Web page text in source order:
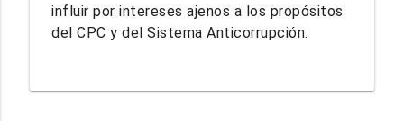
influir por intereses ajenos a los propósitos
del CPC y del Sistema Anticorrupción.